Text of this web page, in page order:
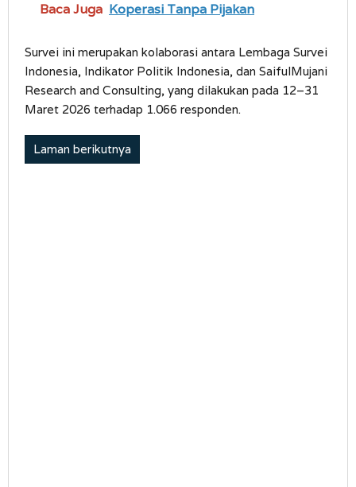
Baca Juga Koperasi Tanpa Pijakan
Survei ini merupakan kolaborasi antara Lembaga Survei
Indonesia, Indikator Politik Indonesia, dan SaifulMujani
Research and Consulting, yang dilakukan pada 12–31
Maret 2026 terhadap 1.066 responden.
Laman berikutnya